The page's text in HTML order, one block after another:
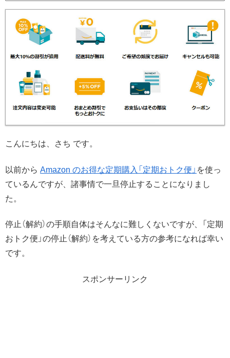
こんにちは、さち です。
以前から Amazon のお得な定期購入「定期おトク便」 を使っ
ているんですが、諸事情で一旦停止することになりまし
た。
停止（解約）の手順自体はそんなに難しくないですが、「定期
おトク便」の停止（解約）を考えている方の参考になれば幸い
です。
スポンサーリンク